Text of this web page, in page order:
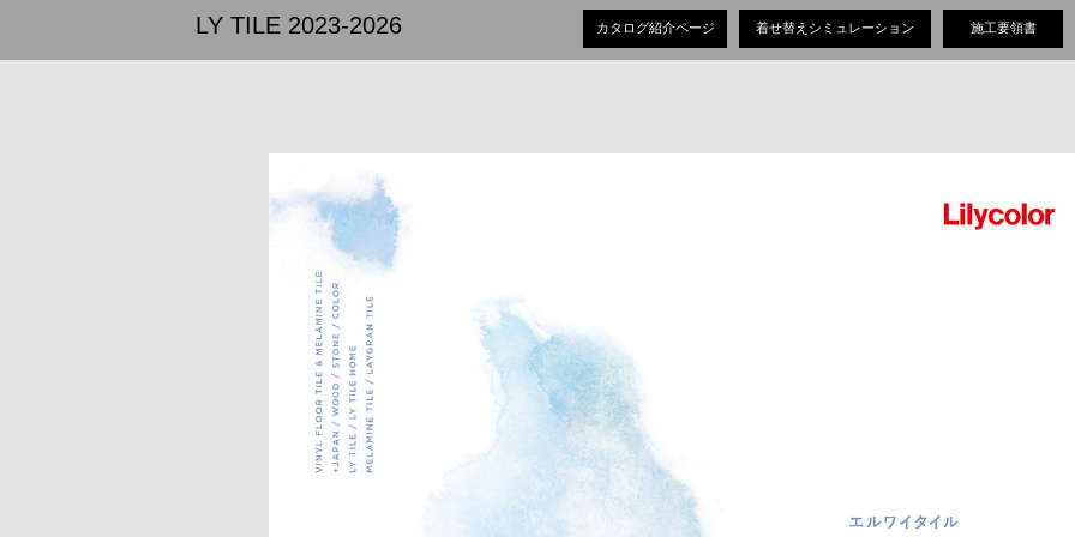
LY TILE 2023-2026 カタログ紹介ページ 着せ替えシミュレーション 施工要領書